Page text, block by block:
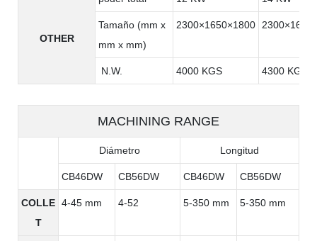
OTHER
Tamaño (mm x
mm x mm)
2300×1650×1800
N.W. 4000 KGS 4300 KGS
MACHINING RANGE
Diámetro Longitud
CB46DW CB56DW CB46DW CB56DW
COLLE
T
4-45 mm 4-52 5-350 mm 5-350 mm